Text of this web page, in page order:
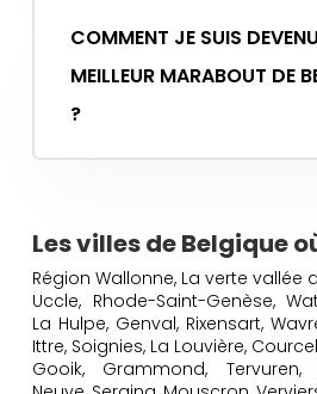
COMMENT JE SUIS
MEILLEUR MARABOUT DE
?
Les villes de Belgique
Région Wallonne, La verte vallée
Uccle, Rhode-Saint-Genèse,
La Hulpe, Genval, Rixensart,
Ittre, Soignies, La Louvière,
Gooik, Grammond, Tervuren,